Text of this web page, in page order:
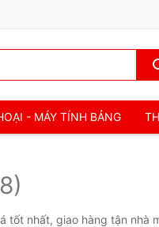
- MÁY TÍNH BẢNG
tốt nhất, giao hàng tận nhà